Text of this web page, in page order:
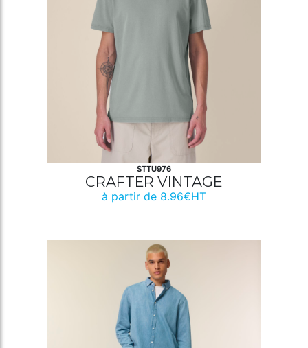
STTU976
CRAFTER VINTAGE
à partir de 8.96€HT